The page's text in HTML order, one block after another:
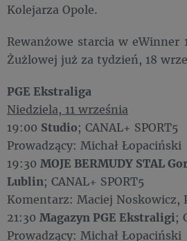
Kolejarza Opole.
Rewanżowe starcia w eWinner
Żużlowej już za tydzień, 18
PGE Ekstraliga
Niedziela, 11 września
19:00 Studio; CANAL+ SPORT5
Prowadzący: Michał Łopaciński
19:30 MOJE BERMUDY STAL
Lublin; CANAL+ SPORT5
Komentarz: Maciej Noskowicz,
21:30 Magazyn PGE Ekstraligi;
Prowadzący: Michał Łopaciński